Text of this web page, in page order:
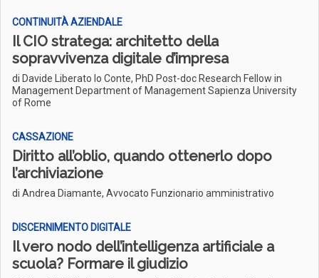
CONTINUITÀ AZIENDALE
Il CIO stratega: architetto della
sopravvivenza digitale d’impresa
di Davide Liberato lo Conte, PhD Post-doc Research Fellow in
Management Department of Management Sapienza University
of Rome
CASSAZIONE
Diritto all’oblio, quando ottenerlo dopo
l’archiviazione
di Andrea Diamante, Avvocato Funzionario amministrativo
DISCERNIMENTO DIGITALE
Il vero nodo dell’intelligenza artificiale a
scuola? Formare il giudizio